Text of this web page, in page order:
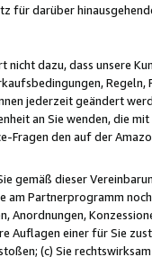
für darüber
dazu, dass unsere
jederzeit geändert
an Sie wenden, die
Fragen den auf der
gemäß dieser
am Partnerprogramm
Anordnungen,
Auflagen einer für Sie
(c) Sie